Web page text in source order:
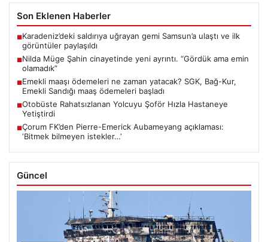
Son Eklenen Haberler
■Karadeniz’deki saldırıya uğrayan gemi Samsun’a ulaştı ve ilk
görüntüler paylaşıldı
■Nilda Müge Şahin cinayetinde yeni ayrıntı. “Gördük ama emin
olamadık”
■Emekli maaşı ödemeleri ne zaman yatacak? SGK, Bağ-Kur,
Emekli Sandığı maaş ödemeleri başladı
■Otobüste Rahatsızlanan Yolcuyu Şoför Hızla Hastaneye
Yetiştirdi
■Çorum FK’den Pierre-Emerick Aubameyang açıklaması:
‘Bitmek bilmeyen istekler…’
Güncel